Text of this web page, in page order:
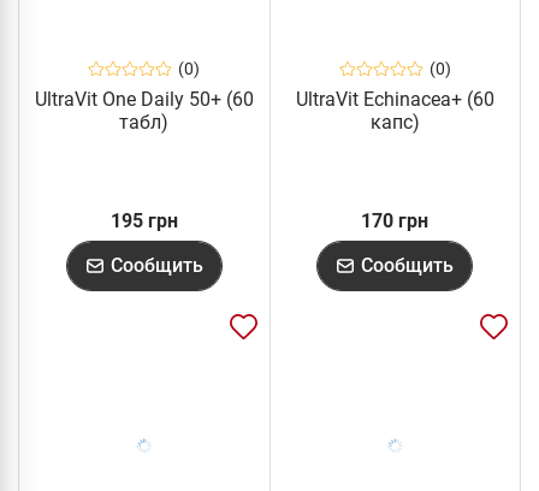
(0)
UltraVit One Daily 50+ (60
табл)
195 грн
Сообщить
(0)
UltraVit Echinacea+ (60
капс)
170 грн
Сообщить